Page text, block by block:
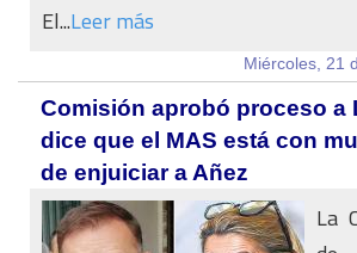
El...Leer más
Miércoles, 21
Comisión aprobó proceso a
dice que el MAS está con
de enjuiciar a Añez
La